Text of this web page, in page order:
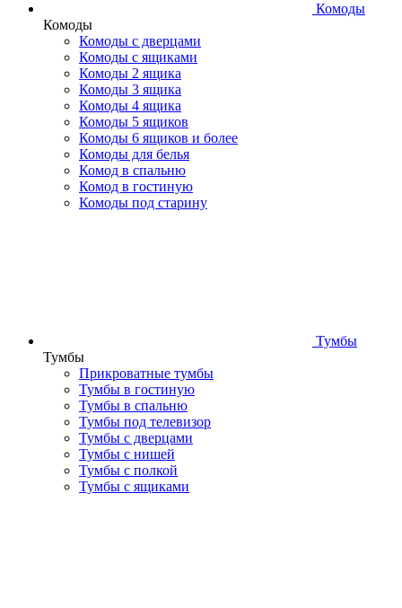
Комоды
Комоды
Комоды с дверцами
Комоды с ящиками
Комоды 2 ящика
Комоды 3 ящика
Комоды 4 ящика
Комоды 5 ящиков
Комоды 6 ящиков и более
Комоды для белья
Комод в спальню
Комод в гостиную
Комоды под старину
Тумбы
Тумбы
Прикроватные тумбы
Тумбы в гостиную
Тумбы в спальню
Тумбы под телевизор
Тумбы с дверцами
Тумбы с нишей
Тумбы с полкой
Тумбы с ящиками